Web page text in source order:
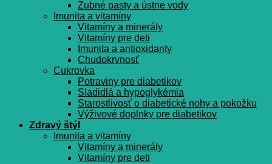
Zubné pasty a ústne vody
Imunita a vitamíny
Vitamíny a minerály
Vitamíny pre deti
Imunita a antioxidanty
Chudokrvnosť
Cukrovka
Potraviny pre diabetikov
Sladidlá a hypoglykémia
Starostlivosť o diabetické nohy a pokožku
Výživové doplnky pre diabetikov
Zdravý štýl
Imunita a vitamíny
Vitamíny a minerály
Vitamíny pre deti